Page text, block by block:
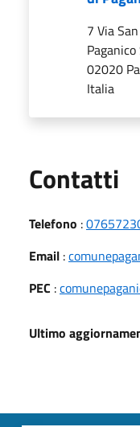
7 Via
02020
Italia
Contatti
Telefono :
Email :
PEC :
Ultimo